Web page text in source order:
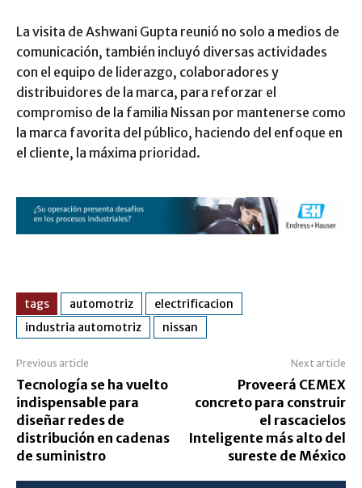
La visita de Ashwani Gupta reunió no solo a medios de
comunicación, también incluyó diversas actividades
con el equipo de liderazgo, colaboradores y
distribuidores de la marca, para reforzar el
compromiso de la familia Nissan por mantenerse como
la marca favorita del público, haciendo del enfoque en
el cliente, la máxima prioridad.
tags automotriz
electrificacion
industria automotriz
nissan
Previous article
Tecnología se ha vuelto
indispensable para
diseñar redes de
distribución en cadenas
de suministro
Next article
Proveerá CEMEX
concreto para construir
el rascacielos
Inteligente más alto del
sureste de México